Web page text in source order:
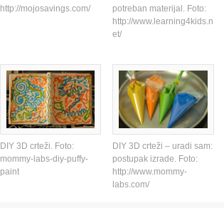
http://mojosavings.com/
potreban materijal. Foto:
http://www.learning4kids.n
et/
DIY 3D crteži. Foto:
mommy-labs-diy-puffy-
paint
DIY 3D crteži – uradi sam:
postupak izrade. Foto:
http://www.mommy-
labs.com/